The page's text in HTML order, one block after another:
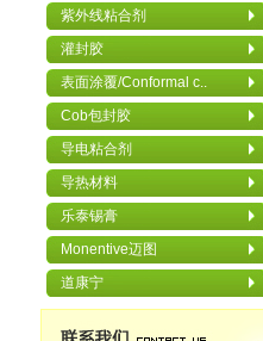
紫外线粘合剂
灌封胶
表面涂覆/Conformal c..
Cob包封胶
导电粘合剂
导热材料
乐泰锡膏
Monentive迈图
道康宁